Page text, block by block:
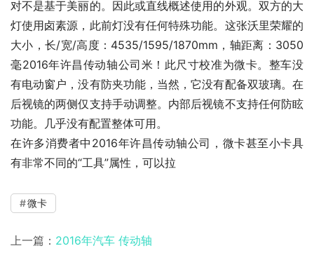
对不是基于美丽的。因此或直线概述使用的外观。双方的大
灯使用卤素源，此前灯没有任何特殊功能。这张沃里荣耀的
大小，长/宽/高度：4535/1595/1870mm，轴距离：3050
毫2016年许昌传动轴公司米！此尺寸校准为微卡。整车没
有电动窗户，没有防夹功能，当然，它没有配备双玻璃。在
后视镜的两侧仅支持手动调整。内部后视镜不支持任何防眩
功能。几乎没有配置整体可用。
在许多消费者中2016年许昌传动轴公司，微卡甚至小卡具
有非常不同的“工具”属性，可以拉
微卡
上一篇： 2016年汽车 传动轴